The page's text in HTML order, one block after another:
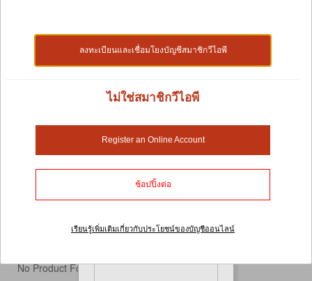
Shop by:
รังนกเป็นสัญลักษณ์ของเอกลักษณ์ของมัน นกแต่ละสาย
พันธุ์เลือกวัสดุประเภทต่างๆ เพื่อสร้างรัง ในฐานะคนรัก
สัตว์เลี้ยง การจัดหาวัสดุทำรังที่เหมาะสมให้กับสัตว์เลี้ยง
ของคุณเป็นสิ่งสำคัญเพื่อให้สัตว์เลี้ยงรู้สึกสบาย แทบจะ
เหมือนอยู่ในป่าเลยทีเดียว คุณจะพบว่าวัสดุที่เราจัดเก็บนั้น
สร้างรังที่แข็งแรงพอที่จะรองรับไข่ของพวกมันได้
No Product Found
ลงทะเบียนและเชื่อมโยงบัญชีสมาชิกวีไอพี
ไม่ใช่สมาชิกวีไอพี
Register an Online Account
ช้อปปิ้งต่อ
เรียนรู้เพิ่มเติมเกี่ยวกับประโยชน์ของบัญชีออนไลน์